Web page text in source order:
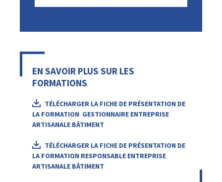
EN SAVOIR PLUS SUR LES
FORMATIONS
TÉLÉCHARGER LA FICHE DE PRÉSENTATION DE
LA FORMATION GESTIONNAIRE ENTREPRISE
ARTISANALE BÂTIMENT
TÉLÉCHARGER LA FICHE DE PRÉSENTATION DE
LA FORMATION RESPONSABLE ENTREPRISE
ARTISANALE BÂTIMENT